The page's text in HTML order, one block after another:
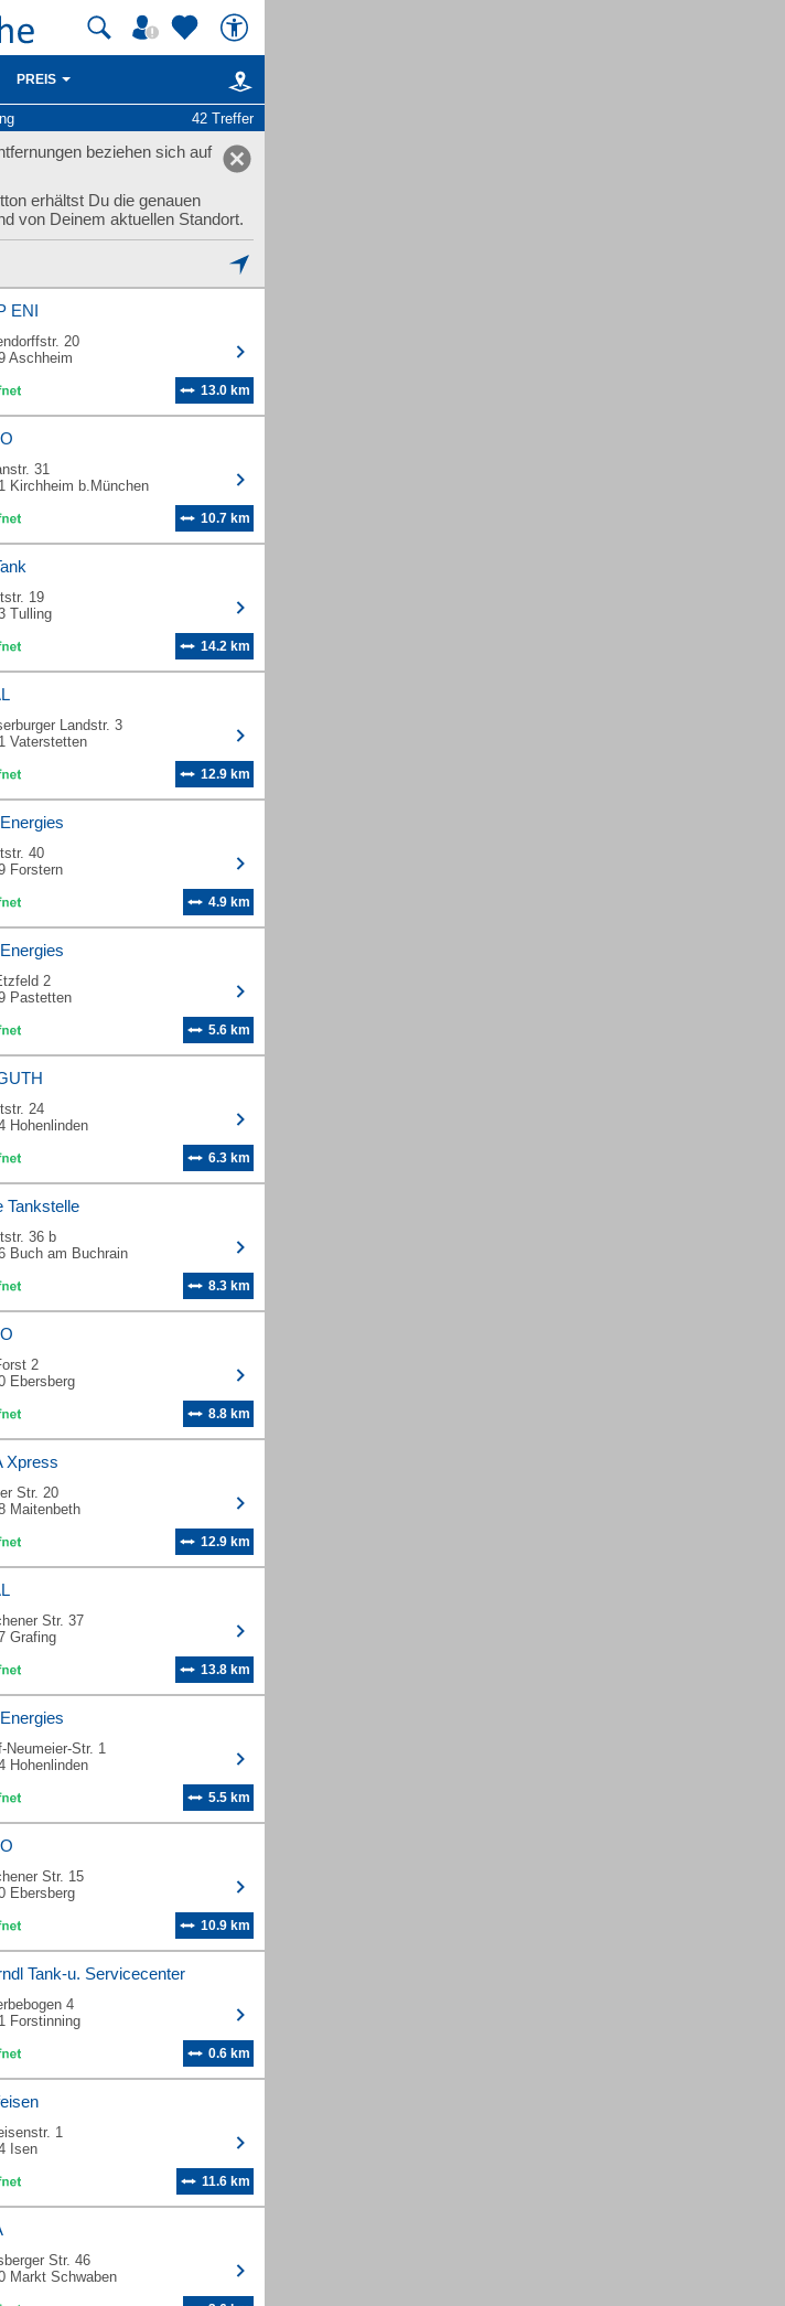
PREIS
42 Treffer
beziehen sich auf
erhältst Du die genauen
von Deinem aktuellen Standort.
ENI
20
Aschheim
13.0 km
31
Kirchheim b.München
10.7 km
19
Tulling
14.2 km
Landstr. 3
Vaterstetten
12.9 km
40
Forstern
4.9 km
2
Pastetten
5.6 km
24
Hohenlinden
6.3 km
Tankstelle
36 b
Buch am Buchrain
8.3 km
2
Ebersberg
8.8 km
Xpress
Str. 20
Maitenbeth
12.9 km
Str. 37
Grafing
13.8 km
Neumeier-Str. 1
Hohenlinden
5.5 km
Str. 15
Ebersberg
10.9 km
Tank-u. Servicecenter
4
Forstinning
0.6 km
1
Isen
11.6 km
Str. 46
Markt Schwaben